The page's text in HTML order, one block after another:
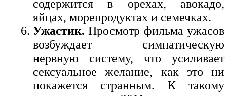
содержится в орехах, авокадо,
яйцах, морепродуктах и семечках.
Ужастик.Просмотр фильма ужасов
возбуждает симпатическую
нервную систему, что усиливает
сексуальное желание, как это ни
покажется странным. К такому